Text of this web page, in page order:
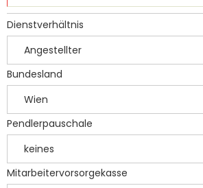
Dienstverhältnis
Bundesland
Pendlerpauschale
Mitarbeitervorsorgekasse